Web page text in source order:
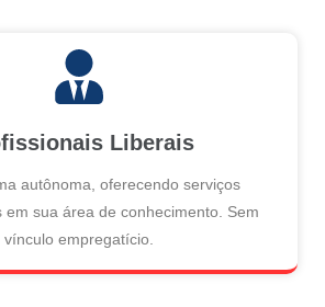
Liberais
autônoma, oferecendo serviços
em sua área de conhecimento. Sem
vínculo empregatício.